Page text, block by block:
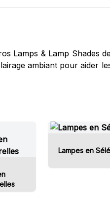
Lamps & Lamp Shades
ambiant pour aider
Lampes en